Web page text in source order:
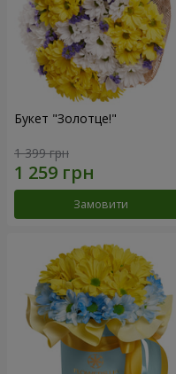
Букет "Золотце!"
1 399 грн
Замовити